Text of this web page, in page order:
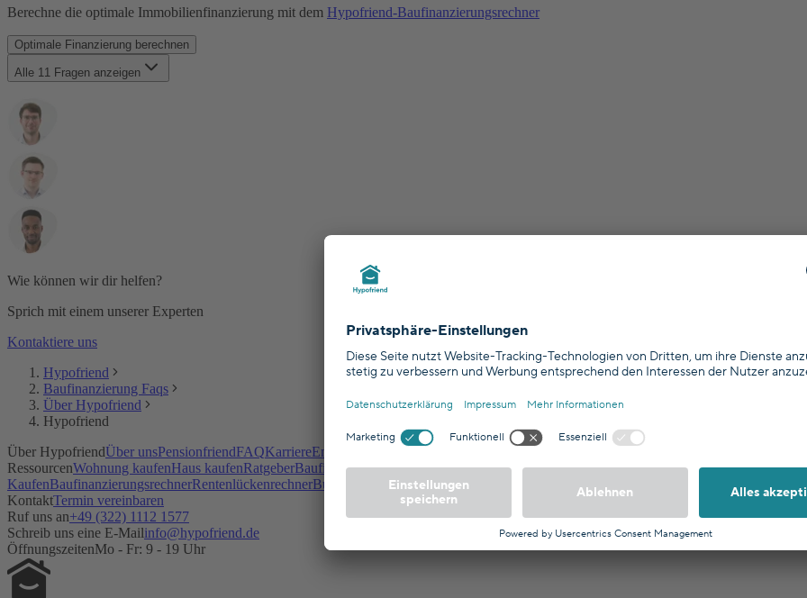
Berechne die optimale Immobilienfinanzierung mit dem Hypofriend-Baufinanzierungsrechner
Optimale Finanzierung berechnen
Alle 11 Fragen anzeigen
Wie werden meine Daten gesichert?
Bietet Pensionfriend eine Empfehlungsprämie an?
Wie sind meine Investitionen geschützt und was passiert, wenn Pensionfriend oder die beteiligten Partnerunternehmen insolvent
Wie können wir dir helfen?
Sprich mit einem unserer Experten
Kontaktiere uns
Hypofriend
Baufinanzierung Faqs
Über Hypofriend
Hypofriend
Über HypofriendÜber unsPensionfriendFAQKarriereEmpfehlungsprogramm
RessourcenWohnung kaufenHaus kaufenRatgeberBaufinanzierungAnschlussfinanzierung Baufinanzierung VergleichRechnerMieten oder
KaufenBaufinanzierungsrechnerRentenlückenrechnerBudgetrechnerTilgungsrechner
KontaktTermin vereinbaren
Ruf uns an+49 (322) 1112 1577
Schreib uns eine E-Mailinfo@hypofriend.de
ÖffnungszeitenMo - Fr: 9 - 19 Uhr